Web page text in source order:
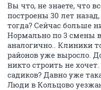
Вы что, не знаете, что
построены 30 лет
тогда? Сейчас больше
Нормально по 3 смены
аналогично.. Клиники
районов уже выросло.
никто строить не
садиков? Давно уже
Люди в Кольцово